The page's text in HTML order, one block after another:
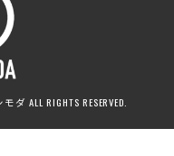
ALL RIGHTS RESERVED.